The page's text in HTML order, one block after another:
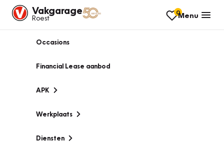
Vakgarage
Roest
0Menu
Occasions
Financial Lease aanbod
APK
Werkplaats
Diensten